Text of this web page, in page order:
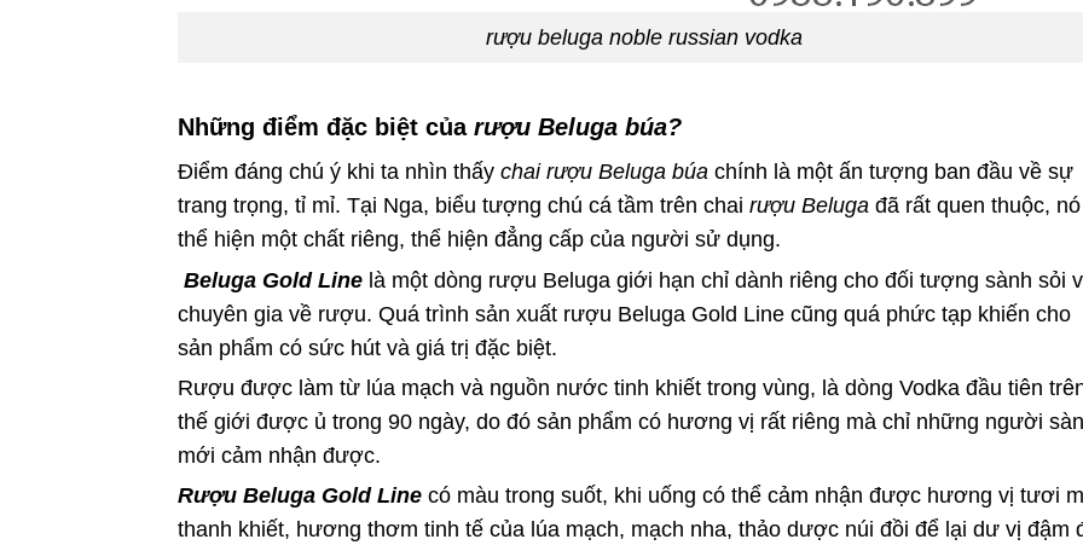
rượu beluga noble russian vodka
Những điểm đặc biệt của rượu Beluga búa?
Điểm đáng chú ý khi ta nhìn thấy chai rượu Beluga búa chính là một ấn tượng ban đầu về sự
trang trọng, tỉ mỉ. Tại Nga, biểu tượng chú cá tầm trên chai rượu Beluga đã rất quen thuộc, nó
thể hiện một chất riêng, thể hiện đẳng cấp của người sử dụng.
Beluga Gold Line là một dòng rượu Beluga giới hạn chỉ dành riêng cho đối tượng sành sỏi
chuyên gia về rượu. Quá trình sản xuất rượu Beluga Gold Line cũng quá phức tạp khiến cho
sản phẩm có sức hút và giá trị đặc biệt.
Rượu được làm từ lúa mạch và nguồn nước tinh khiết trong vùng, là dòng Vodka đầu tiên
thế giới được ủ trong 90 ngày, do đó sản phẩm có hương vị rất riêng mà chỉ những người
mới cảm nhận được.
Rượu Beluga Gold Line có màu trong suốt, khi uống có thể cảm nhận được hương vị tươi
thanh khiết, hương thơm tinh tế của lúa mạch, mạch nha, thảo dược núi đồi để lại dư vị đậm